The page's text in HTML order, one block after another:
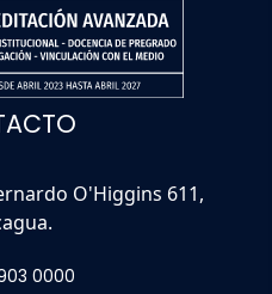
O'Higgins 611,
0000